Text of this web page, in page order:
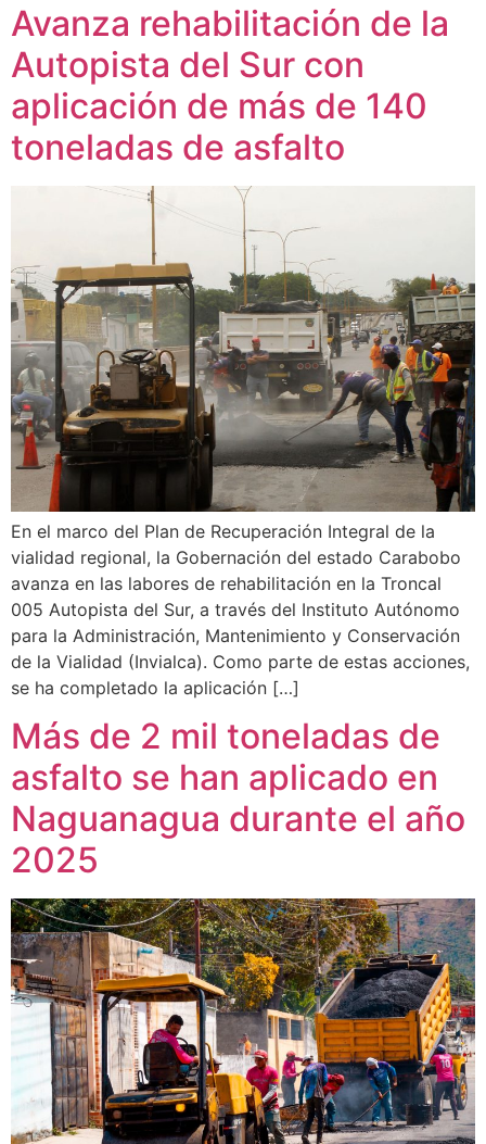
Avanza rehabilitación de la
Autopista del Sur con
aplicación de más de 140
toneladas de asfalto
En el marco del Plan de Recuperación Integral de la
vialidad regional, la Gobernación del estado Carabobo
avanza en las labores de rehabilitación en la Troncal
005 Autopista del Sur, a través del Instituto Autónomo
para la Administración, Mantenimiento y Conservación
de la Vialidad (Invialca). Como parte de estas acciones,
se ha completado la aplicación […]
Más de 2 mil toneladas de
asfalto se han aplicado en
Naguanagua durante el año
2025